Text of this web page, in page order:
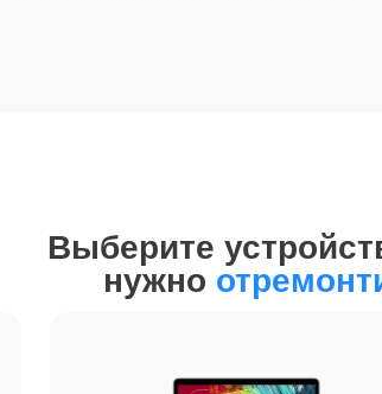
Выберите
нужно